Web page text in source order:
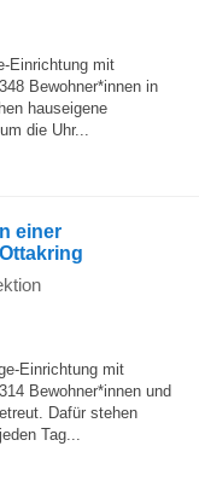
Einrichtung mit
Bewohner*innen in
hauseigene
die Uhr...
einer
Einrichtung mit
Bewohner*innen und
Dafür stehen
jeden Tag...